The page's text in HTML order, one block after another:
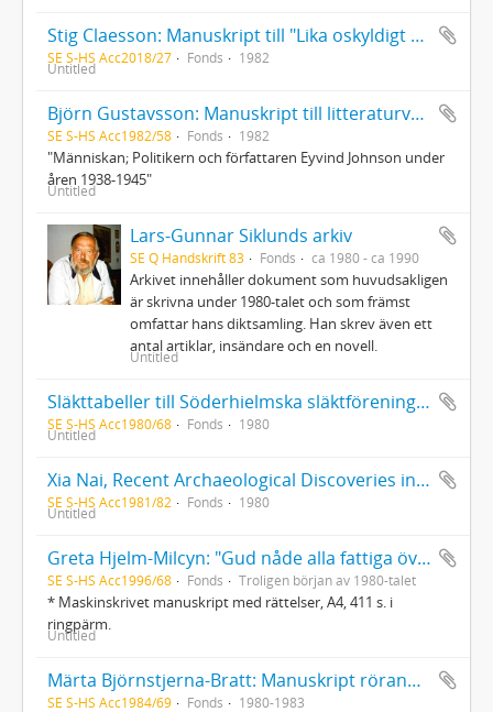
Stig Claesson: Manuskript till "Lika oskyldigt som meningslöst"
SE S-HS Acc2018/27 Fonds 1982
Untitled
Björn Gustavsson: Manuskript till litteraturvetenskaplig uppsats
SE S-HS Acc1982/58 Fonds 1982
"Människan; Politikern och författaren Eyvind Johnson under
åren 1938-1945"
Untitled
Lars-Gunnar Siklunds arkiv
SE Q Handskrift 83 Fonds ca 1980 - ca 1990
Arkivet innehåller dokument som huvudsakligen
är skrivna under 1980-talet och som främst
omfattar hans diktsamling. Han skrev även ett
antal artiklar, insändare och en novell.
Untitled
Släkttabeller till Söderhielmska släktföreningen
SE S-HS Acc1980/68 Fonds 1980
Untitled
Xia Nai, Recent Archaeological Discoveries in China. Offentlig föreläsning Göteborgs konserthus Fredagen den 17 oktober 1980 kl 16. Föreläsningsmanus
SE S-HS Acc1981/82 Fonds 1980
Untitled
Greta Hjelm-Milcyn: "Gud nåde alla fattiga översättare" : glimtar ur svensk skönlitterär översättningshistoria fram till år 1900 : manuskript
SE S-HS Acc1996/68 Fonds Troligen början av 1980-talet
* Maskinskrivet manuskript med rättelser, A4, 411 s. i
ringpärm.
Untitled
Märta Björnstjerna-Bratt: Manuskript rörande Anna Hierta-Retzius manuskript och brevsamling på KVAB
SE S-HS Acc1984/69 Fonds 1980-1983